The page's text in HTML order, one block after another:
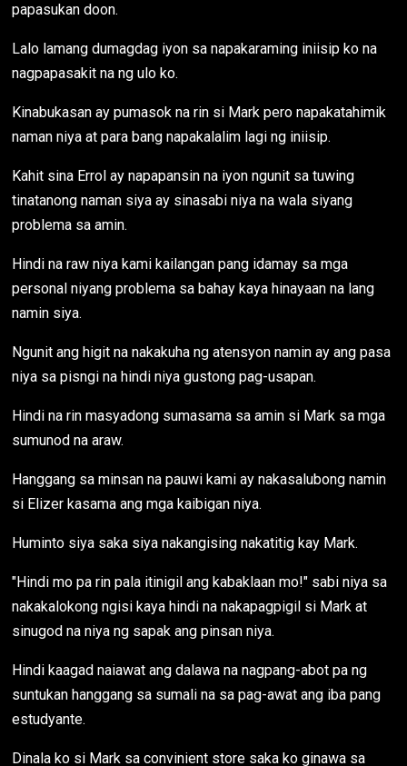
papasukan doon.
Lalo lamang dumagdag iyon sa napakaraming iniisip ko na
nagpapasakit na ng ulo ko.
Kinabukasan ay pumasok na rin si Mark pero napakatahimik
naman niya at para bang napakalalim lagi ng iniisip.
Kahit sina Errol ay napapansin na iyon ngunit sa tuwing
tinatanong naman siya ay sinasabi niya na wala siyang
problema sa amin.
Hindi na raw niya kami kailangan pang idamay sa mga
personal niyang problema sa bahay kaya hinayaan na lang
namin siya.
Ngunit ang higit na nakakuha ng atensyon namin ay ang pasa
niya sa pisngi na hindi niya gustong pag-usapan.
Hindi na rin masyadong sumasama sa amin si Mark sa mga
sumunod na araw.
Hanggang sa minsan na pauwi kami ay nakasalubong namin
si Elizer kasama ang mga kaibigan niya.
Huminto siya saka siya nakangising nakatitig kay Mark.
"Hindi mo pa rin pala itinigil ang kabaklaan mo!" sabi niya sa
nakakalokong ngisi kaya hindi na nakapagpigil si Mark at
sinugod na niya ng sapak ang pinsan niya.
Hindi kaagad naiawat ang dalawa na nagpang-abot pa ng
suntukan hanggang sa sumali na sa pag-awat ang iba pang
estudyante.
Dinala ko si Mark sa convinient store saka ko ginawa sa